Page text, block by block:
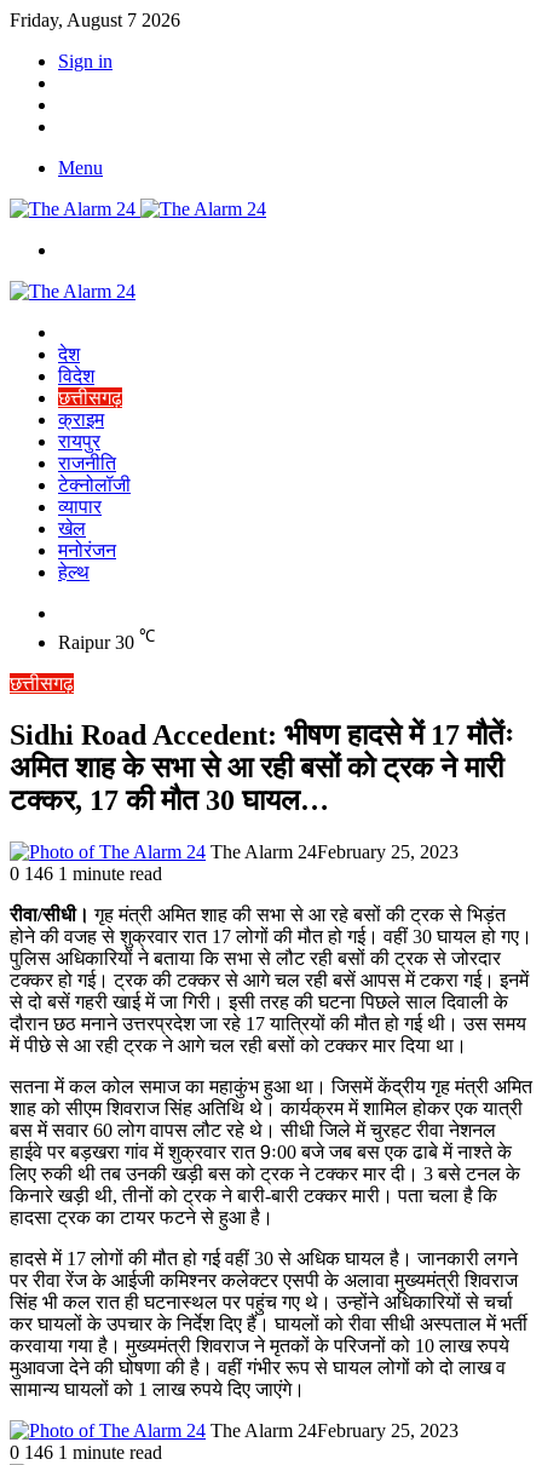
Friday, August 7 2026
Sign in
Menu
देश
विदेश
छत्तीसगढ़
क्राइम
रायपुर
राजनीति
टेक्नोलॉजी
व्यापार
खेल
मनोरंजन
हेल्थ
skin
Raipur 30 ℃
छत्तीसगढ़
Sidhi Road Accedent: भीषण हादसे में 17 मौतेंः
अमित शाह के सभा से आ रही बसों को ट्रक ने मारी
टक्कर, 17 की मौत 30 घायल…
The Alarm 24February 25, 2023
0 146 1 minute read
रीवा/सीधी। गृह मंत्री अमित शाह की सभा से आ रहे बसों की ट्रक से भिड़ंत
होने की वजह से शुक्रवार रात 17 लोगों की मौत हो गई। वहीं 30 घायल हो गए।
पुलिस अधिकारियों ने बताया कि सभा से लौट रही बसों की ट्रक से जोरदार
टक्कर हो गई। ट्रक की टक्कर से आगे चल रही बसें आपस में टकरा गई। इनमें
से दो बसें गहरी खाई में जा गिरी। इसी तरह की घटना पिछले साल दिवाली के
दौरान छठ मनाने उत्तरप्रदेश जा रहे 17 यात्रियों की मौत हो गई थी। उस समय
में पीछे से आ रही ट्रक ने आगे चल रही बसों को टक्कर मार दिया था।
सतना में कल कोल समाज का महाकुंभ हुआ था। जिसमें केंद्रीय गृह मंत्री अमित
शाह को सीएम शिवराज सिंह अतिथि थे। कार्यक्रम में शामिल होकर एक यात्री
बस में सवार 60 लोग वापस लौट रहे थे। सीधी जिले में चुरहट रीवा नेशनल
हाईवे पर बड़खरा गांव में शुक्रवार रात 9ः00 बजे जब बस एक ढाबे में नाश्ते के
लिए रुकी थी तब उनकी खड़ी बस को ट्रक ने टक्कर मार दी। 3 बसे टनल के
किनारे खड़ी थी, तीनों को ट्रक ने बारी-बारी टक्कर मारी। पता चला है कि
हादसा ट्रक का टायर फटने से हुआ है।
हादसे में 17 लोगों की मौत हो गई वहीं 30 से अधिक घायल है। जानकारी लगने
पर रीवा रेंज के आईजी कमिश्नर कलेक्टर एसपी के अलावा मुख्यमंत्री शिवराज
सिंह भी कल रात ही घटनास्थल पर पहुंच गए थे। उन्होंने अधिकारियों से चर्चा
कर घायलों के उपचार के निर्देश दिए हैं। घायलों को रीवा सीधी अस्पताल में भर्ती
करवाया गया है। मुख्यमंत्री शिवराज ने मृतकों के परिजनों को 10 लाख रुपये
मुआवजा देने की घोषणा की है। वहीं गंभीर रूप से घायल लोगों को दो लाख व
सामान्य घायलों को 1 लाख रुपये दिए जाएंगे।
The Alarm 24February 25, 2023
0 146 1 minute read